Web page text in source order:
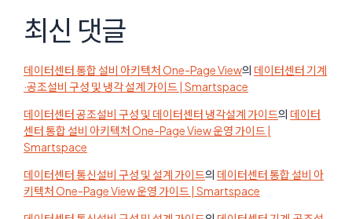
최신 댓글
데이터센터 통합 설비 아키텍처 One-Page View의 데이터센터 기계
·공조설비 구성 및 냉각 설계 가이드 | Smartspace
데이터센터 공조설비 구성 및 데이터센터 냉각설계 가이드의 데이터
센터 통합 설비 아키텍처 One-Page View 운영 가이드 |
Smartspace
데이터센터 통신설비 구성 및 설계 가이드의 데이터센터 통합 설비 아
키텍처 One-Page View 운영 가이드 | Smartspace